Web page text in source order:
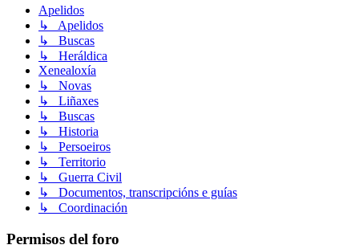
Apelidos
↳ Apelidos
↳ Buscas
↳ Heráldica
Xenealoxía
↳ Novas
↳ Liñaxes
↳ Buscas
↳ Historia
↳ Persoeiros
↳ Territorio
↳ Guerra Civil
↳ Documentos, transcripcións e guías
↳ Coordinación
Permisos del foro